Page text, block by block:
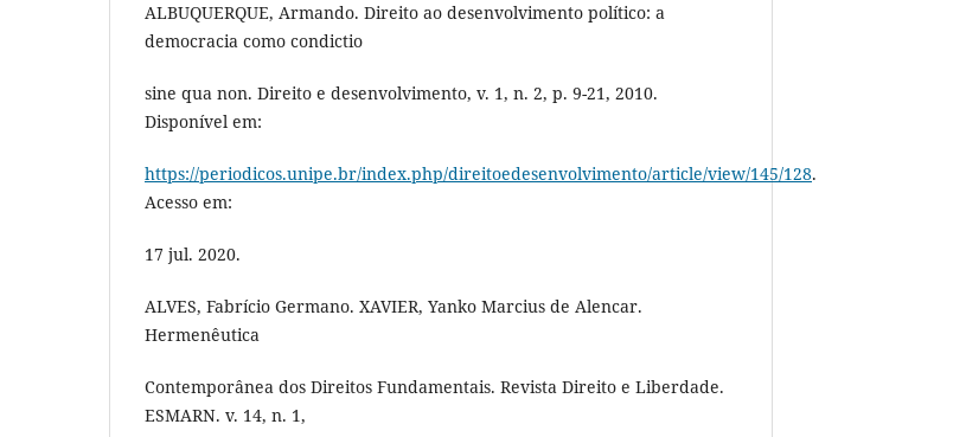
ALBUQUERQUE, Armando. Direito ao desenvolvimento político: a
democracia como condictio
sine qua non. Direito e desenvolvimento, v. 1, n. 2, p. 9-21, 2010.
Disponível em:
https://periodicos.unipe.br/index.php/direitoedesenvolvimento/article/view/145/128.
Acesso em:
17 jul. 2020.
ALVES, Fabrício Germano. XAVIER, Yanko Marcius de Alencar.
Hermenêutica
Contemporânea dos Direitos Fundamentais. Revista Direito e Liberdade.
ESMARN. v. 14, n. 1,